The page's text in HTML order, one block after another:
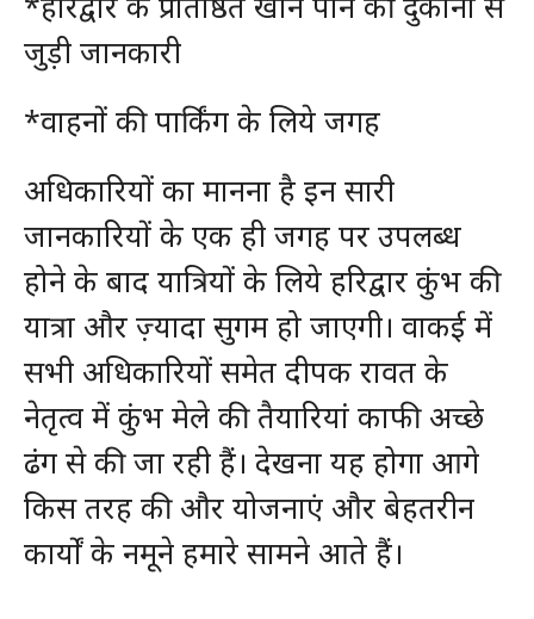
जुड़ी जानकारी
*वाहनों की पार्किंग के लिये जगह
अधिकारियों का मानना है इन सारी
जानकारियों के एक ही जगह पर उपलब्ध
होने के बाद यात्रियों के लिये हरिद्वार कुंभ की
यात्रा और ज़्यादा सुगम हो जाएगी। वाकई में
सभी अधिकारियों समेत दीपक रावत के
नेतृत्व में कुंभ मेले की तैयारियां काफी अच्छे
ढंग से की जा रही हैं। देखना यह होगा आगे
किस तरह की और योजनाएं और बेहतरीन
कार्यों के नमूने हमारे सामने आते हैं।